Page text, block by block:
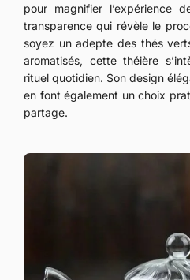
pour magnifier l’expérience
transparence qui révèle le
soyez un adepte des thés
aromatisés, cette théière
rituel quotidien. Son design
en font également un choix
partage.